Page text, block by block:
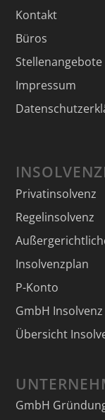
Kontakt
Büros
Stellenangebote
Impressum
Privatinsolvenz
Regelinsolvenz
Insolvenzplan
P-Konto
GmbH Insolvenz
Übersicht
GmbH